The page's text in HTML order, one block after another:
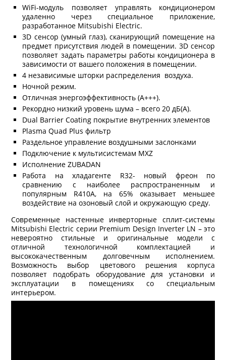
WiFi-модуль позволяет управлять кондиционером
удаленно через специальное приложение,
разработанное Mitsubishi Electric.
3D сенсор (умный глаз), сканирующий помещение на
предмет присутствия людей в помещении. 3D сенсор
позволяет задать параметры работы кондиционера в
зависимости от вашего положения в помещении.
4 независимые шторки распределения воздуха.
Ночной режим.
Отличная энергоэффективность (А+++).
Рекордно низкий уровень шума – всего 20 дБ(А).
Dual Barrier Coating покрытие внутренних элементов
Plasma Quad Plus фильтр
Раздельное управление воздушными заслонками
Подключение к мультисистемам MXZ
Исполнение ZUBADAN
Работа на хладагенте R32- новый фреон по
сравнению с наиболее распространенным и
популярным R410A, на 65% оказывает меньшее
воздействие на озоновый слой и окружающую среду.
Современные настенные инверторные сплит-системы
Mitsubishi Electric серии Premium Design Inverter LN – это
невероятно стильные и оригинальные модели с
отличной технологичной комплектацией и
высококачественным долговечным исполнением.
Возможность выбор цветового решения корпуса
позволяет подобрать оборудование для установки и
эксплуатации в помещениях со специальным
интерьером.